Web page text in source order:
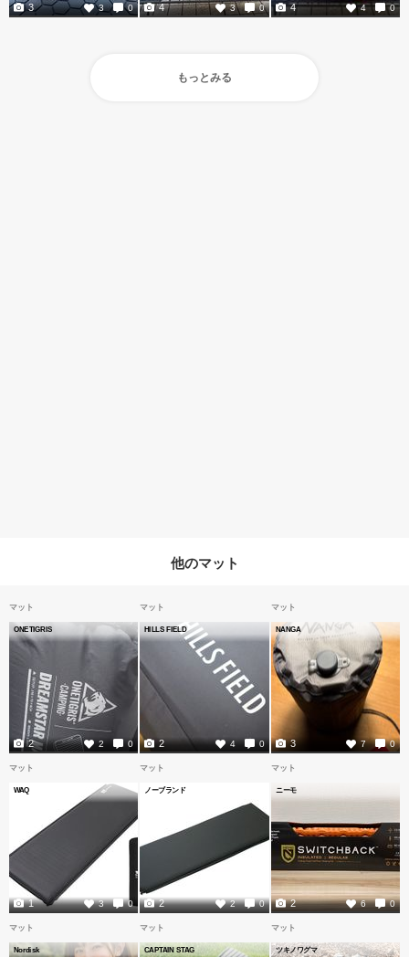
3 0
3 3 0
4 4 0
4
もっとみる
他のマット
マット
ONETIGRIS
2 0
2
マット
HILLS FIELD
4 0
2
マット
NANGA
7 0
3
マット
WAQ
3 0
1
マット
ノーブランド
2 0
2
マット
ニーモ
6 0
2
マット
Nordisk
マット
CAPTAIN STAG
マット
ツキノワグマ